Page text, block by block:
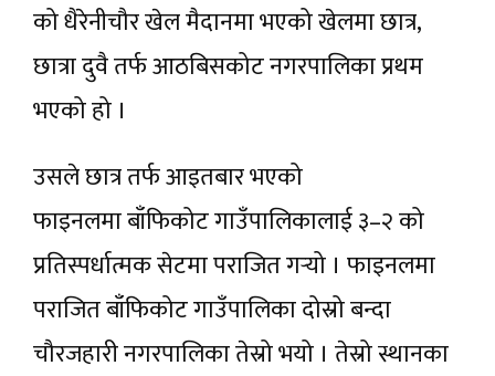
को धैरेनीचौर खेल मैदानमा भएको खेलमा छात्र,
छात्रा दुवै तर्फ आठबिसकोट नगरपालिका प्रथम
भएको हो ।
उसले छात्र तर्फ आइतबार भएको
फाइनलमा बाँफिकोट गाउँपालिकालाई ३–२ को
प्रतिस्पर्धात्मक सेटमा पराजित गर्‍यो । फाइनलमा
पराजित बाँफिकोट गाउँपालिका दोस्रो बन्दा
चौरजहारी नगरपालिका तेस्रो भयो । तेस्रो स्थानका